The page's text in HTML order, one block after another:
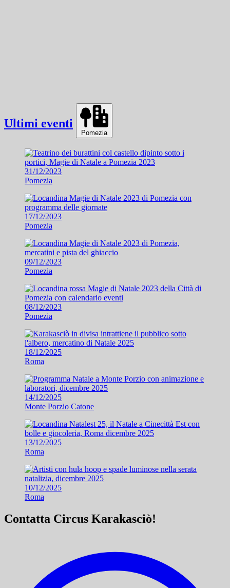
Ultimi eventi
Pomezia
31/12/2023
Pomezia
17/12/2023
Pomezia
09/12/2023
Pomezia
08/12/2023
Pomezia
18/12/2025
Roma
14/12/2025
Monte Porzio Catone
13/12/2025
Roma
10/12/2025
Roma
Contatta Circus Karakasciò!